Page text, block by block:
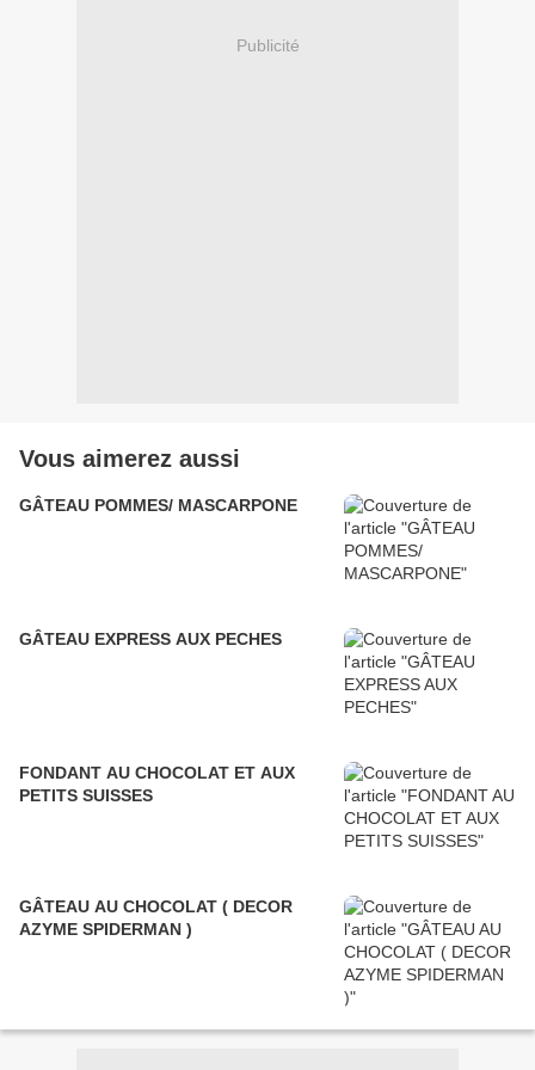
Publicité
Vous aimerez aussi
GÂTEAU POMMES/ MASCARPONE
GÂTEAU EXPRESS AUX PECHES
FONDANT AU CHOCOLAT ET AUX
PETITS SUISSES
GÂTEAU AU CHOCOLAT ( DECOR
AZYME SPIDERMAN )